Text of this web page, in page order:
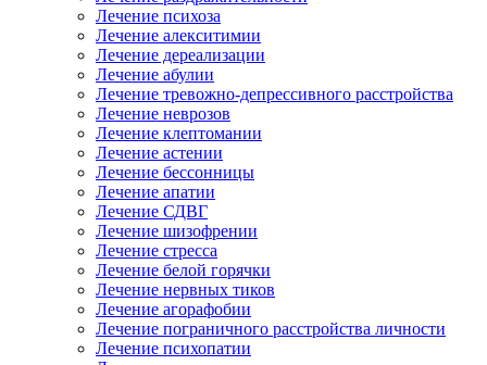
Лечение психоза
Лечение алекситимии
Лечение дереализации
Лечение абулии
Лечение тревожно-депрессивного расстройства
Лечение неврозов
Лечение клептомании
Лечение астении
Лечение бессонницы
Лечение апатии
Лечение СДВГ
Лечение шизофрении
Лечение стресса
Лечение белой горячки
Лечение нервных тиков
Лечение агорафобии
Лечение пограничного расстройства личности
Лечение психопатии